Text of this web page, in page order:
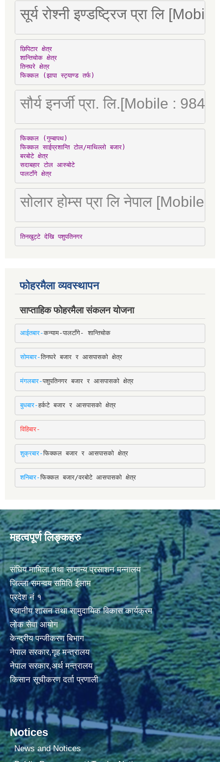
सूर्य रोश्नी इण्डष्ट्रिज प्रा लि
छिपिटार क्षेत्र
शान्तिचोक क्षेत्र
तिनघरे क्षेत्र
फिक्कल (झापा स्ट्याण्ड तर्फ)
सौर्य इनर्जी प्रा. लि.[Mobile :
फिक्कल (गुम्बापथ)
फिक्कल साईप्रशान्ति टोल/माथिल्लो बजार)
बरबोटे क्षेत्र
सदाबहार टोल आरुबोटे
पालटाँगे क्षेत्र
सोलार होम्स प्रा लि नेपाल [Mobile
तिनखुट्टे देखि पशुपतिनगर
फोहरमैला व्यवस्थापन
साप्ताहिक फोहरमैला संकलन योजना
आईतबार-कन्याम-पालटाँगे- शान्तिचोक
सोमबार-तिनघरे बजार र आसपासको क्षेत्र
मंगलबार-पशुपतिनगर बजार र आसपासको क्षेत्र
बुधबार-हर्कटे बजार र आसपासको क्षेत्र
विहिबार-
शुक्रबार-फिक्कल बजार र आसपासको क्षेत्र
शनिबार-फिक्कल बजार/वरबोटे आसपासको क्षेत्र
महत्वपूर्ण लिङ्कहरु
संघिय मामिला तथा सामान्य प्रसाशन मन्नालय
जिल्ला समन्वय समिति ईलाम
प्रदेश नं १
स्थानीय शासन तथा सामुदायिक विकास कार्यक्रम
लोक सेवा आयोग
केन्द्रीय पन्जीकरण बिभाग
नेपाल सरकार,गृह मन्त्रालय
नेपाल सरकार,अर्थ मन्त्रालय
किसान सूचीकरण दर्ता प्रणाली
Notices
News and Notices